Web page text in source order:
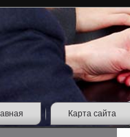
Карта сайта